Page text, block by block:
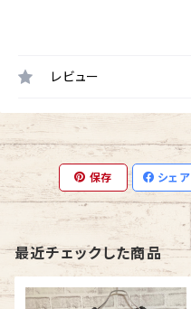
レビュー
保存 シェア
最近チェックした商品